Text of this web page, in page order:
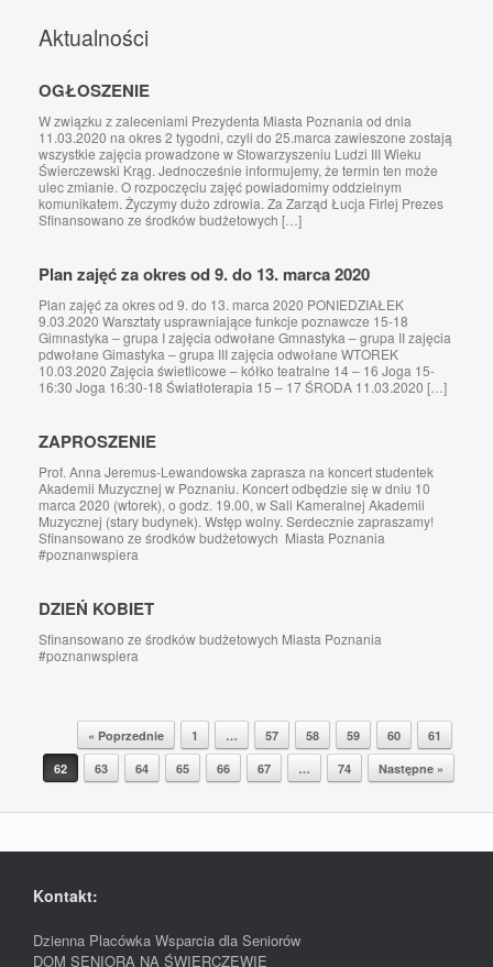
Aktualności
OGŁOSZENIE
W związku z zaleceniami Prezydenta Miasta Poznania od dnia
11.03.2020 na okres 2 tygodni, czyli do 25.marca zawieszone zostają
wszystkie zajęcia prowadzone w Stowarzyszeniu Ludzi III Wieku
Świerczewski Krąg. Jednocześnie informujemy, że termin ten może
ulec zmianie. O rozpoczęciu zajęć powiadomimy oddzielnym
komunikatem. Życzymy dużo zdrowia. Za Zarząd Łucja Firlej Prezes
Sfinansowano ze środków budżetowych […]
Plan zajęć za okres od 9. do 13. marca 2020
Plan zajęć za okres od 9. do 13. marca 2020 PONIEDZIAŁEK
9.03.2020 Warsztaty usprawniające funkcje poznawcze 15-18
Gimnastyka – grupa I zajęcia odwołane Gmnastyka – grupa II zajęcia
pdwołane Gimastyka – grupa III zajęcia odwołane WTOREK
10.03.2020 Zajęcia świetlicowe – kółko teatralne 14 – 16 Joga 15-
16:30 Joga 16:30-18 Światłoterapia 15 – 17 ŚRODA 11.03.2020 […]
ZAPROSZENIE
Prof. Anna Jeremus-Lewandowska zaprasza na koncert studentek
Akademii Muzycznej w Poznaniu. Koncert odbędzie się w dniu 10
marca 2020 (wtorek), o godz. 19.00, w Sali Kameralnej Akademii
Muzycznej (stary budynek). Wstęp wolny. Serdecznie zapraszamy!
Sfinansowano ze środków budżetowych Miasta Poznania
#poznanwspiera
DZIEŃ KOBIET
Sfinansowano ze środków budżetowych Miasta Poznania
#poznanwspiera
Postal nawigacja
« Poprzednie 1 … 57 58 59 60
61
62
63 64 65 66 67 … 74 Następne »
Kontakt:
Dzienna Placówka Wsparcia dla Seniorów
DOM SENIORA NA ŚWIERCZEWIE